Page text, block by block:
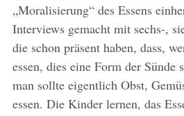
„Moralisierung“ des Essens
Interviews gemacht mit sechs-,
die schon präsent haben, dass,
essen, dies eine Form der Sünde
man sollte eigentlich Obst,
essen. Die Kinder lernen, das